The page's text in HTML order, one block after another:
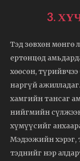
3.
Тэд зөвхөн мөнгө
ертөнцөд
хөөсөн,
наргүй
хамгийн тансаг
нийгмийн
хүмүүсийг
Мэдээжийн хэрэг,
тэднийг нэр